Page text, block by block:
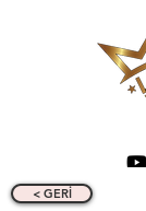
< GERİ